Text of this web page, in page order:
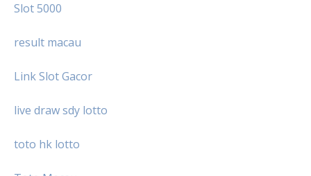
Slot 5000
result macau
Link Slot Gacor
live draw sdy lotto
toto hk lotto